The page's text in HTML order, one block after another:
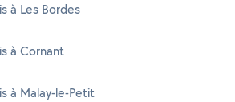
à Les Bordes
à Cornant
à Malay-le-Petit